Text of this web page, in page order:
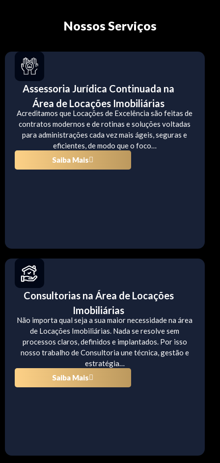
Nossos Serviços
Assessoria Jurídica Continuada na
Área de Locações Imobiliárias
Acreditamos que Locações de Excelência são feitas de
contratos modernos e de rotinas e soluções voltadas
para administrações cada vez mais ágeis, seguras e
eficientes, de modo que o foco…
Saiba Mais
Consultorias na Área de Locações
Imobiliárias
Não importa qual seja a sua maior necessidade na área
de Locações Imobiliárias. Nada se resolve sem
processos claros, definidos e implantados. Por isso
nosso trabalho de Consultoria une técnica, gestão e
estratégia…
Saiba Mais